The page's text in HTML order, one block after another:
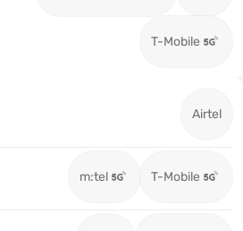
T-Mobile
Airtel
m:tel T-Mobile